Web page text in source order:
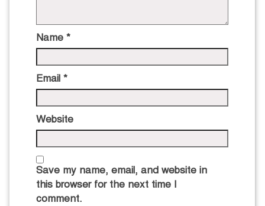
Name *
Email *
Website
Save my name, email, and website in
this browser for the next time I
comment.